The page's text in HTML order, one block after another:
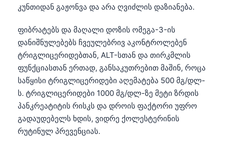
კუნთიდან გაჟონვა და არა ღვიძლის დაზიანება.
ფიბრატებს და მაღალი დოზის ომეგა-3-ის
დანიშნულებებს ჩვეულებრივ აკონტროლებენ
ტრიგლიცერიდებთან, ALT-სთან და თირკმლის
ფუნქციასთან ერთად, განსაკუთრებით მაშინ, როცა
საწყისი ტრიგლიცერიდები აღემატება 500 მგ/დლ-
ს. ტრიგლიცერიდები 1000 მგ/დლ-ზე მეტი ზრდის
პანკრეატიტის რისკს და დროის ფაქტორი უფრო
გადაუდებელს ხდის, ვიდრე ქოლესტერინის
რუტინულ პრევენციას.
አማርኛ
Українська
O‘zbekcha
Català
Қазақ тілі
Suomi
Hrvatski
Slovenčina